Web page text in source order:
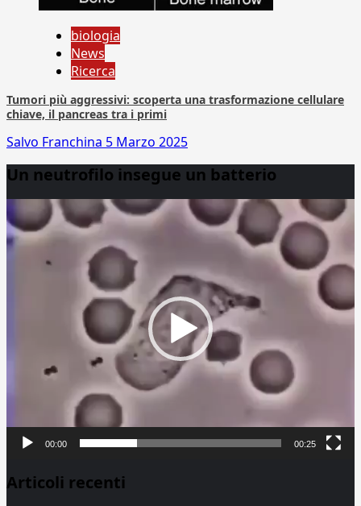
biologia
News
Ricerca
Tumori più aggressivi: scoperta una trasformazione cellulare
chiave, il pancreas tra i primi
Salvo Franchina 5 Marzo 2025
Un neutrofilo insegue un batterio
Player
00:00 00:25
Articoli recenti